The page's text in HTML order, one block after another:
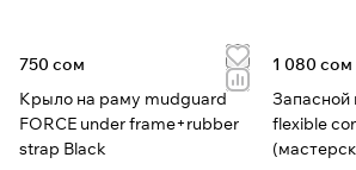
750 сом
Крыло на раму mudguard
FORCE under frame+rubber
strap Black
1 080 сом
Запасной
flexible